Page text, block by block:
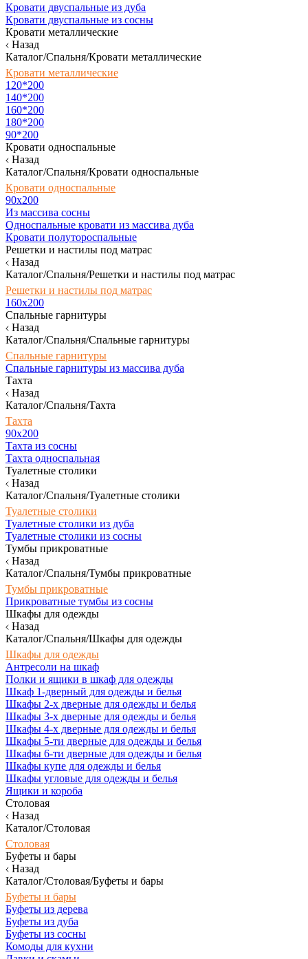
Кровати двуспальные из дуба
Кровати двуспальные из сосны
Кровати металлические
Назад
Каталог/Спальня/Кровати металлические
Кровати металлические
120*200
140*200
160*200
180*200
90*200
Кровати односпальные
Назад
Каталог/Спальня/Кровати односпальные
Кровати односпальные
90х200
Из массива сосны
Односпальные кровати из массива дуба
Кровати полутороспальные
Решетки и настилы под матрас
Назад
Каталог/Спальня/Решетки и настилы под матрас
Решетки и настилы под матрас
160х200
Спальные гарнитуры
Назад
Каталог/Спальня/Спальные гарнитуры
Спальные гарнитуры
Спальные гарнитуры из массива дуба
Тахта
Назад
Каталог/Спальня/Тахта
Тахта
90х200
Тахта из сосны
Тахта односпальная
Туалетные столики
Назад
Каталог/Спальня/Туалетные столики
Туалетные столики
Туалетные столики из дуба
Туалетные столики из сосны
Тумбы прикроватные
Назад
Каталог/Спальня/Тумбы прикроватные
Тумбы прикроватные
Прикроватные тумбы из сосны
Шкафы для одежды
Назад
Каталог/Спальня/Шкафы для одежды
Шкафы для одежды
Антресоли на шкаф
Полки и ящики в шкаф для одежды
Шкаф 1-дверный для одежды и белья
Шкафы 2-х дверные для одежды и белья
Шкафы 3-х дверные для одежды и белья
Шкафы 4-х дверные для одежды и белья
Шкафы 5-ти дверные для одежды и белья
Шкафы 6-ти дверные для одежды и белья
Шкафы купе для одежды и белья
Шкафы угловые для одежды и белья
Ящики и короба
Столовая
Назад
Каталог/Столовая
Столовая
Буфеты и бары
Назад
Каталог/Столовая/Буфеты и бары
Буфеты и бары
Буфеты из дерева
Буфеты из дуба
Буфеты из сосны
Комоды для кухни